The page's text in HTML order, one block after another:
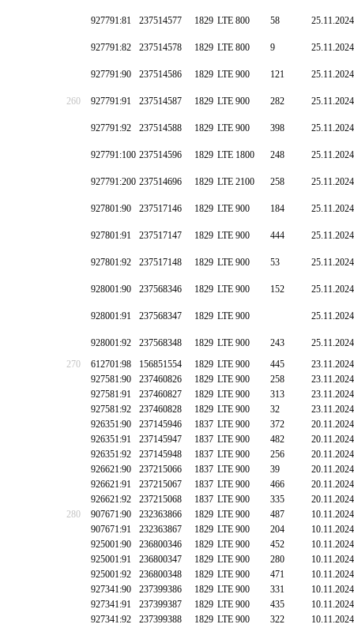
927791:81 237514577 1829 LTE 800 58 25.11.2024
927791:82 237514578 1829 LTE 800 9 25.11.2024
927791:90 237514586 1829 LTE 900 121 25.11.2024
260 927791:91 237514587 1829 LTE 900 282 25.11.2024
927791:92 237514588 1829 LTE 900 398 25.11.2024
927791:100 237514596 1829 LTE 1800 248 25.11.2024
927791:200 237514696 1829 LTE 2100 258 25.11.2024
927801:90 237517146 1829 LTE 900 184 25.11.2024
927801:91 237517147 1829 LTE 900 444 25.11.2024
927801:92 237517148 1829 LTE 900 53 25.11.2024
928001:90 237568346 1829 LTE 900 152 25.11.2024
928001:91 237568347 1829 LTE 900 25.11.2024
928001:92 237568348 1829 LTE 900 243
25.11.2024
270
612701:98 156851554 1829 LTE 900 445
23.11.2024
927581:90
237460826 1829 LTE 900 258
23.11.2024
927581:91
237460827 1829 LTE 900 313
23.11.2024
927581:92
237460828 1829 LTE 900 32
23.11.2024
926351:90
237145946 1837 LTE 900 372
20.11.2024
926351:91
237145947 1837 LTE 900 482
20.11.2024
926351:92
237145948 1837 LTE 900 256
20.11.2024
926621:90
237215066 1837 LTE 900 39
20.11.2024
926621:91
237215067 1837 LTE 900 466
20.11.2024
926621:92
237215068 1837 LTE 900 335
20.11.2024
280
907671:90 232363866 1829 LTE 900 487
10.11.2024
907671:91
232363867 1829 LTE 900 204
10.11.2024
925001:90
236800346 1829 LTE 900 452
10.11.2024
925001:91
236800347 1829 LTE 900 280
10.11.2024
925001:92
236800348 1829 LTE 900 471
10.11.2024
927341:90
237399386 1829 LTE 900 331
10.11.2024
927341:91
237399387 1829 LTE 900 435
10.11.2024
927341:92
237399388 1829 LTE 900 322
10.11.2024